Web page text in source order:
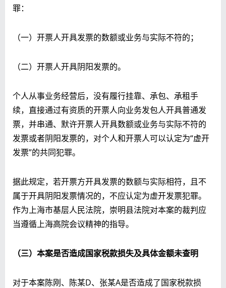
罪：
（一）开票人开具发票的数额或业务与实际不符的；
（二）开票人开具阴阳发票的。
个人从事业务经营后，没有履行挂靠、承包、承租手
续，直接通过有资质的开票人向业务发包人开具普通发
票，并串通、默许开票人开具数额或业务与实际不符的
发票或者阴阳发票的，对个人和开票人可以认定为“虚开
发票”的共同犯罪。
据此规定，若开票方开具发票的数额与实际相符，且不
属于开具阴阳发票情况的，不应认定为虚开发票犯罪。
作为上海市基层人民法院，崇明县法院对本案的裁判应
当遵循上海高院会议精神的指导。
（三）本案是否造成国家税款损失及具体金额未查明
对于本案陈刚、陈某D、张某A是否造成了国家税款损